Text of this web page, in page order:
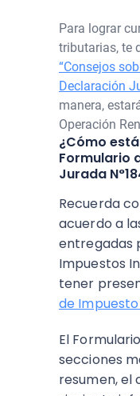
Para lograr
tributarias, te
“Consejos
Declaración
manera,
Operación
¿Cómo
Formulario
Jurada
Recuerda
acuerdo a
entregadas
Impuestos
tener
de
El
secciones
resumen, el